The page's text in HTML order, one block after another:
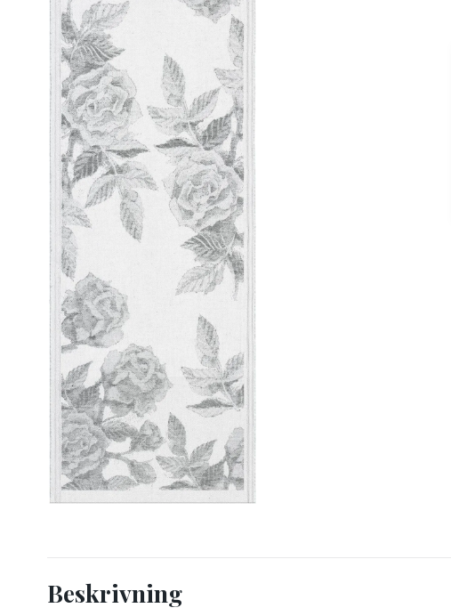
Beskrivning